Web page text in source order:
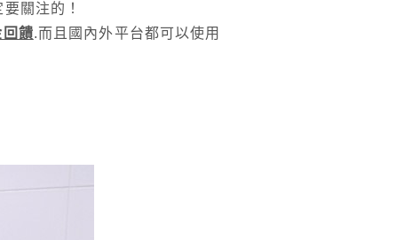
關注的！
饋.而且國內外平台都可以使用